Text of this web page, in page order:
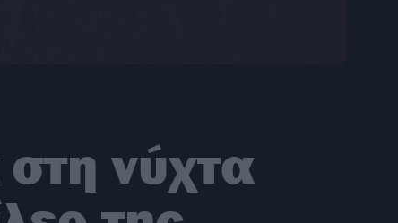
νύχτα